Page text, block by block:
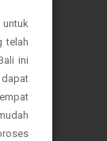
telah
ini